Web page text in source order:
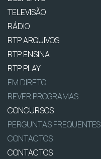
TELEVISÃO
RÁDIO
RTP ARQUIVOS
RTP ENSINA
RTP PLAY
EM DIRETO
REVER PROGRAMAS
CONCURSOS
PERGUNTAS FREQUENTES
CONTACTOS
CONTACTOS